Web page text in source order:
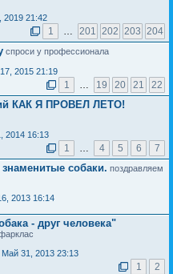
2019 21:42
1 … 201 202 203 204
спроси у профессионала
2015 21:19
1 … 19 20 21 22
КАК Я ПРОВЕЛ ЛЕТО!
2014 16:13
1 … 4 5 6 7
собаки. поздравляем
2013 16:14
- друг человека"
Май 31, 2013 23:13
1 2